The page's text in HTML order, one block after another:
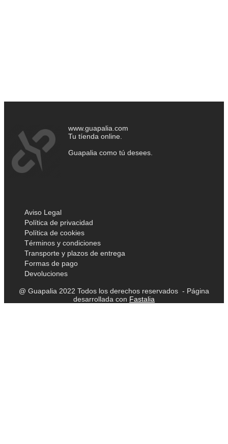
www.guapalia.com
Tu tíenda online.
Guapalia como tú desees.
Aviso Legal
Política de privacidad
Política de cookies
Términos y condiciones
Transporte y plazos de entrega
Formas de pago
Devoluciones
@ Guapalia 2022 Todos los derechos reservados - Página
desarrollada con Fastalia